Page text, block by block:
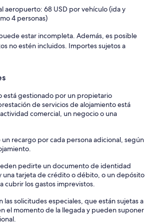
aeropuerto: 68 USD por vehículo (ida y
4 personas)
estar incompleta. Además, es posible
no estén incluidos. Importes sujetos a
está gestionado por un propietario
de servicios de alojamiento está
comercial, un negocio o una
un recargo por cada persona adicional, según
pedirte un documento de identidad
una tarjeta de crédito o débito, o un depósito
cubrir los gastos imprevistos.
las solicitudes especiales, que están sujetas a
el momento de la llegada y pueden suponer